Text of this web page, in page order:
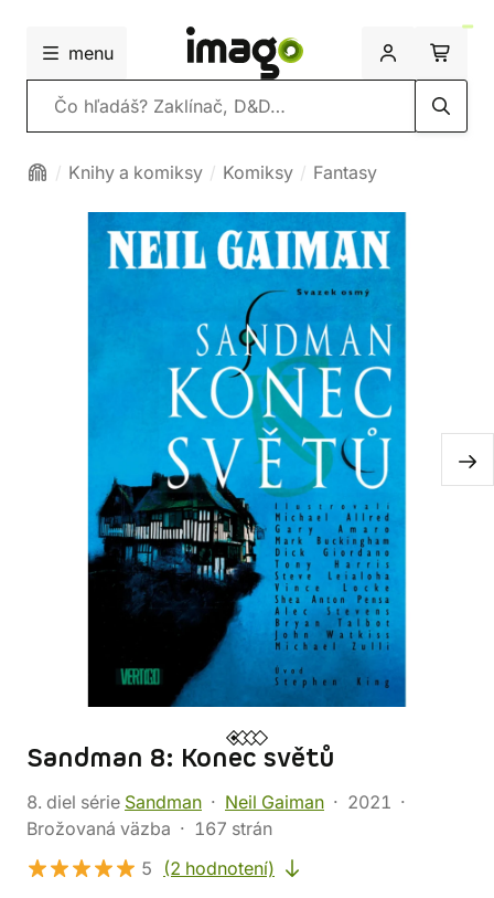
menu
Vyhľadávanie
Knihy a komiksy Komiksy Fantasy
Sandman 8: Konec světů
8. diel série Sandman Neil Gaiman
2021
Brožovaná väzba
167 strán
5
(2 hodnotení)